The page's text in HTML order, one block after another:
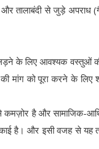
तालाबंदी से जुड़े अपराध
के लिए आवश्यक वस्तुओं
मांग को पूरा करने के लिए
है और सामाजिक-
है। और इसी वजह से यह